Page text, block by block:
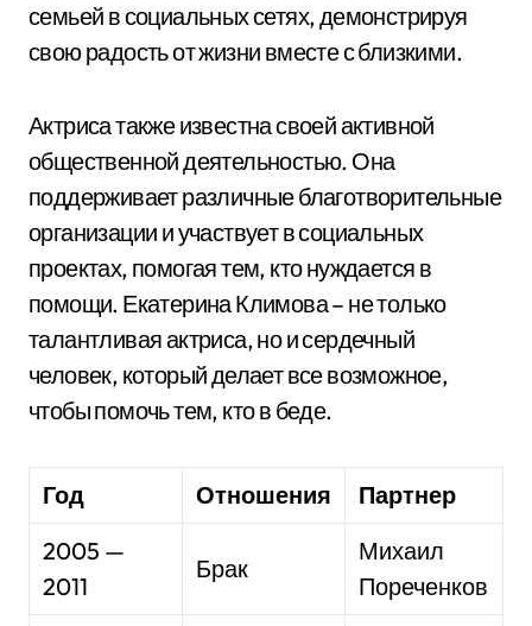
семьей в социальных сетях, демонстрируя
свою радость от жизни вместе с близкими.
Актриса также известна своей активной
общественной деятельностью. Она
поддерживает различные благотворительные
организации и участвует в социальных
проектах, помогая тем, кто нуждается в
помощи. Екатерина Климова – не только
талантливая актриса, но и сердечный
человек, который делает все возможное,
чтобы помочь тем, кто в беде.
Год Отношения
Партнер
2005 —
2011
Брак
Михаил
Пореченков